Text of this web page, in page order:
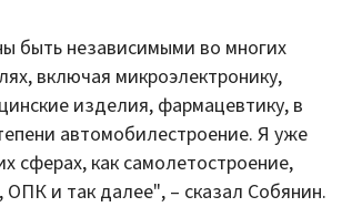
быть независимыми во многих
включая микроэлектронику,
изделия, фармацевтику, в
автомобилестроение. Я уже
сферах, как самолетостроение,
ОПК и так далее", – сказал Собянин.